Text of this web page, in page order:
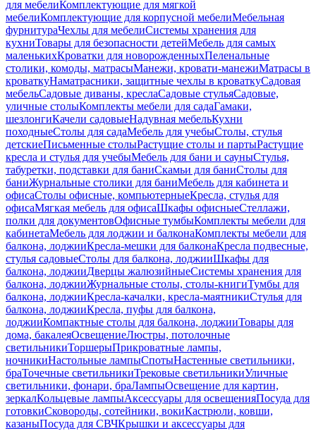
для мебелиКомплектующие для мягкой
мебелиКомплектующие для корпусной мебелиМебельная
фурнитураЧехлы для мебелиСистемы хранения для
кухниТовары для безопасности детейМебель для самых
маленькихКроватки для новорожденныхПеленальные
столики, комоды, матрасыМанежи, кровати-манежиМатрасы в
кроваткуНаматрасники, защитные чехлы в кроваткуСадовая
мебельСадовые диваны, креслаСадовые стульяСадовые,
уличные столыКомплекты мебели для садаГамаки,
шезлонгиКачели садовыеНадувная мебельКухни
походныеСтолы для садаМебель для учебыСтолы, стулья
детскиеПисьменные столыРастущие столы и партыРастущие
кресла и стулья для учебыМебель для бани и сауныСтулья,
табуретки, подставки для баниСкамьи для баниСтолы для
баниЖурнальные столики для баниМебель для кабинета и
офисаСтолы офисные, компьютерныеКресла, стулья для
офисаМягкая мебель для офисаШкафы офисныеСтеллажи,
полки для документовОфисные тумбыКомплекты мебели для
кабинетаМебель для лоджии и балконаКомплекты мебели для
балкона, лоджииКресла-мешки для балконаКресла подвесные,
стулья садовыеСтолы для балкона, лоджииШкафы для
балкона, лоджииДверцы жалюзийныеСистемы хранения для
балкона, лоджииЖурнальные столы, столы-книгиТумбы для
балкона, лоджииКресла-качалки, кресла-маятникиСтулья для
балкона, лоджииКресла, пуфы для балкона,
лоджииКомпактные столы для балкона, лоджииТовары для
дома, бакалеяОсвещениеЛюстры, потолочные
светильникиТоршерыПрикроватные лампы,
ночникиНастольные лампыСпотыНастенные светильники,
браТочечные светильникиТрековые светильникиУличные
светильники, фонари, браЛампыОсвещение для картин,
зеркалКольцевые лампыАксессуары для освещенияПосуда для
готовкиСковороды, сотейники, вокиКастрюли, ковши,
казаныПосуда для СВЧКрышки и аксессуары для